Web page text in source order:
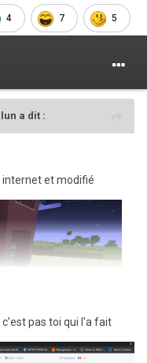
4 7 5
a dit :
internet et modifié
c'est pas toi qui l'a fait